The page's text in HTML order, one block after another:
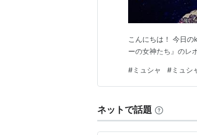
こんにちは！ 今日
ーの女神たち』のレ
#ミュシャ #ミュシ
ネットで話題